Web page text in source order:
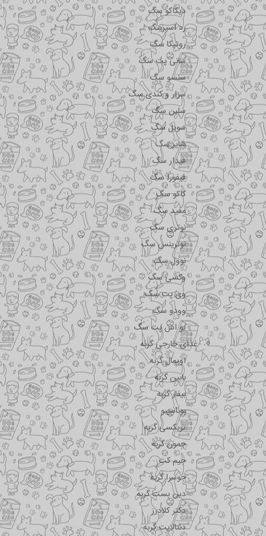
دیکاکو سگ
رد اسپرینگ
روتیکا سگ
سانی پت سگ
سنسو سگ
سزار و کندی سگ
سلبن سگ
سویل سگ
شایر سگ
فیدار سگ
فیفورا سگ
کاکو سگ
مفید سگ
نوتری سگ
نوترینس سگ
نوول سگ
وکسی سگ
وی پت سگ
وودو سگ
یو اس پت سگ
غذای خارجی گربه
اویمال گربه
بابین گربه
بیفار گربه
بوناسیبو
تریکسی گربه
جمون گربه
جیم کت
جوسرا گربه
دین بست گربه
دکتر کلادرز
دنتالایت گربه